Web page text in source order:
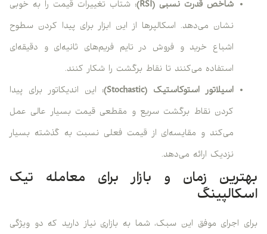
شاخص قدرت نسبی (RSI)
: شتاب تغییرات قیمت را به خوبی
نشان می‌دهد. اسکالپرها از این ابزار برای پیدا کردن سطوح
اشباع خرید و فروش در تایم فریم‌های ثانیه‌ای و دقیقه‌ای
استفاده می‌کنند تا نقاط برگشت را شکار کنند.
اسیلاتور استوکاستیک (Stochastic)
: این اندیکاتور برای پیدا
کردن نقاط برگشت سریع و مقطعی قیمت بسیار عالی عمل
می‌کند و مقایسه‌ای از قیمت فعلی نسبت به گذشته بسیار
نزدیک ارائه می‌دهد.
بهترین زمان و بازار برای معامله تیک
اسکالپینگ
برای اجرای موفق این سبک، شما به بازاری نیاز دارید که دو ویژگی